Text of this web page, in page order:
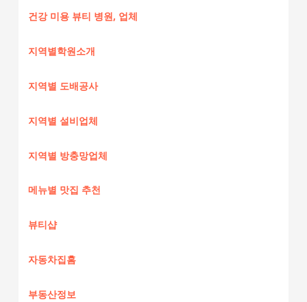
건강 미용 뷰티 병원, 업체
지역별학원소개
지역별 도배공사
지역별 설비업체
지역별 방충망업체
메뉴별 맛집 추천
뷰티샵
자동차집홈
부동산정보